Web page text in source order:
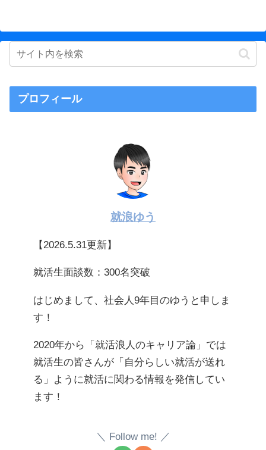
プロフィール
就浪ゆう
【2026.5.31更新】
就活生面談数：300名突破
はじめまして、社会人9年目のゆうと申しま
す！
2020年から「就活浪人のキャリア論」では
就活生の皆さんが「自分らしい就活が送れ
る」ように就活に関わる情報を発信してい
ます！
Follow me!